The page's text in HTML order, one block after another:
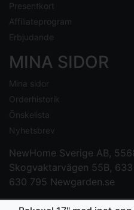
Presentkort
Affiliateprogram
Erbjudande
MINA SIDOR
Mina sidor
Orderhistorik
Önskelista
Nyhetsbrev
NewHome Sverige AB,
Skogvaktarvägen 55B,
630 795 Newgarden.se